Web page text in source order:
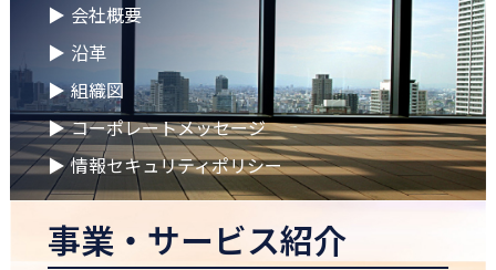
徳島オフィス 事務所移転のお知らせ
2026.04.02
🌸2026年度 入社式🌸
2026.03.09
健康経営優良法人2026に認定 ― 日本電通グループの健康経営への
取り組み
2026.02.09
「すべての日本企業を世界へ」─ 日本電通株式会社、登録支援機
▶ 会社概要
▶ 沿革
▶ 組織図
▶ コーポレートメッセージ
▶ 情報セキュリティポリシー
事業・サービス紹介